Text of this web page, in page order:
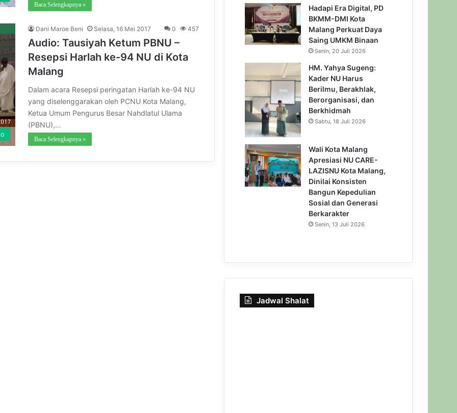
Baca Selengkapnya »
Dani Maroe Beni Selasa, 16 Mei 2017 0 457
Audio: Tausiyah Ketum PBNU –
Resepsi Harlah ke-94 NU di Kota
Malang
Dalam acara Resepsi peringatan Harlah ke-94 NU
yang diselenggarakan oleh PCNU Kota Malang,
Ketua Umum Pengurus Besar Nahdlatul Ulama
(PBNU),…
Baca Selengkapnya »
Hadapi Era Digital, PD
BKMM-DMI Kota
Malang Perkuat Daya
Saing UMKM Binaan
Senin, 20 Juli 2026
HM. Yahya Sugeng:
Kader NU Harus
Berilmu, Berakhlak,
Berorganisasi, dan
Berkhidmah
Sabtu, 18 Juli 2026
Wali Kota Malang
Apresiasi NU CARE-
LAZISNU Kota Malang,
Dinilai Konsisten
Bangun Kepedulian
Sosial dan Generasi
Berkarakter
Senin, 13 Juli 2026
Jadwal Shalat